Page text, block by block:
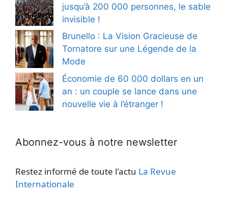
jusqu’à 200 000 personnes, le sable
invisible !
Brunello : La Vision Gracieuse de
Tornatore sur une Légende de la
Mode
Économie de 60 000 dollars en un
an : un couple se lance dans une
nouvelle vie à l’étranger !
Abonnez-vous à notre newsletter
Restez informé de toute l'actu La Revue
Internationale